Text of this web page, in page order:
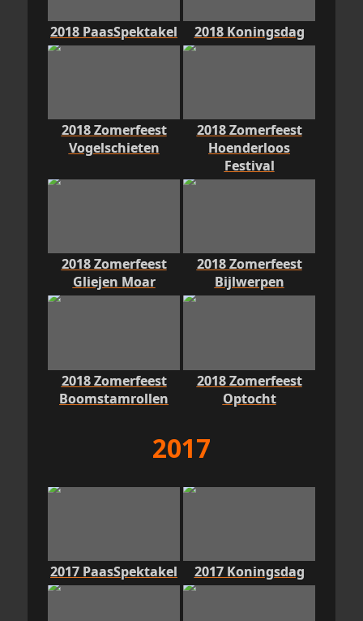
2018 PaasSpektakel 2018 Koningsdag
2018 Zomerfeest
Vogelschieten
2018 Zomerfeest
Hoenderloos
Festival
2018 Zomerfeest
Gliejen Moar
2018 Zomerfeest
Bijlwerpen
2018 Zomerfeest
Boomstamrollen
2018 Zomerfeest
Optocht
2017
2017 PaasSpektakel 2017 Koningsdag